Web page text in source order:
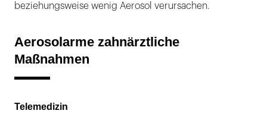
beziehungsweise wenig Aerosol verursachen.
Aerosolarme zahnärztliche
Maßnahmen
Telemedizin